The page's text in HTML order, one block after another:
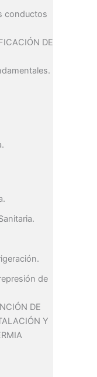
conductos
DE
de
DE
Y